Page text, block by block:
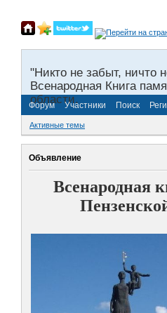
"Никто не забыт, ничто
Всенародная Книга
области.
Форум Участники Поиск
Активные темы
Объявление
Всенародная